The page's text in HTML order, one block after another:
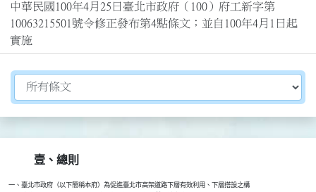
中華民國100年4月25日臺北市政府（100）府工新字第
10063215501號令修正發布第4點條文；並自100年4月1日起
實施
切換選擇法規資訊內容
壹、總則
    一、臺北市政府（以下簡稱本府）為促進臺北市高架道路下層有效利用、下層搭設之構